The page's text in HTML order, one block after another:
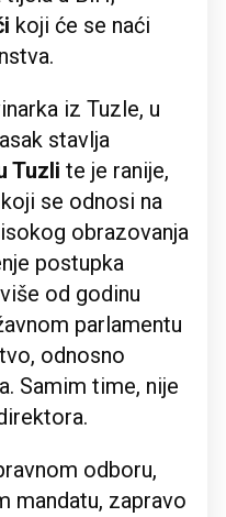
koji će se naći
iz Tuzle, u
stavlja
Tuzli te je ranije,
se odnosi na
obrazovanja
postupka
od godinu
parlamentu
odnosno
Samim time, nije
odboru,
mandatu, zapravo